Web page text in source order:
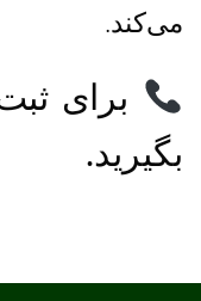
می‌کند.
برای
بگیرید.